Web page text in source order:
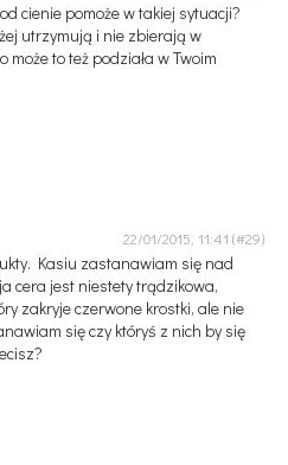
cienie pomoże w takiej sytuacji?
utrzymują i nie zbierają w
może to też podziała w Twoim
22/01/2015, 11:41
Kasiu zastanawiam się nad
cera jest niestety trądzikowa,
zakryje czerwone krostki, ale nie
się czy któryś z nich by się